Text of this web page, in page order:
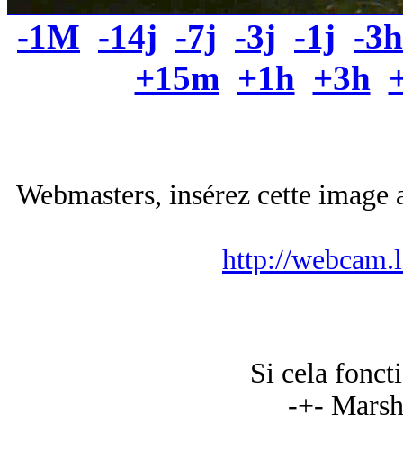
-1M -14j -7j -3j -1j -3h
+15m +1h +3h
Webmasters, insérez cette
http://
Si cela
-+-